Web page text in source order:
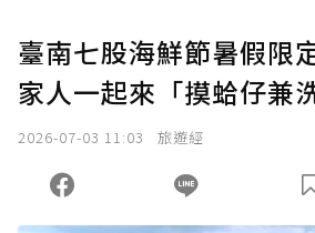
臺南七股海鮮節暑假限
家人一起來「摸蛤仔兼
2026-07-03 11:03 旅遊經